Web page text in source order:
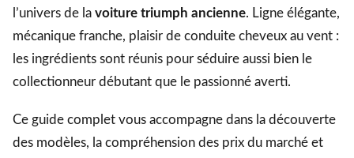
l’univers de la voiture triumph ancienne. Ligne élégante,
mécanique franche, plaisir de conduite cheveux au vent :
les ingrédients sont réunis pour séduire aussi bien le
collectionneur débutant que le passionné averti.
Ce guide complet vous accompagne dans la découverte
des modèles, la compréhension des prix du marché et